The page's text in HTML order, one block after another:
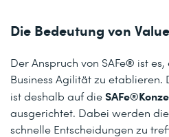
Die Bedeutung von
Der Anspruch von SAFe® ist
Business Agilität zu etablieren.
ist deshalb aufdie
ausgerichtet. Dabei werden
schnelle Entscheidungen zu